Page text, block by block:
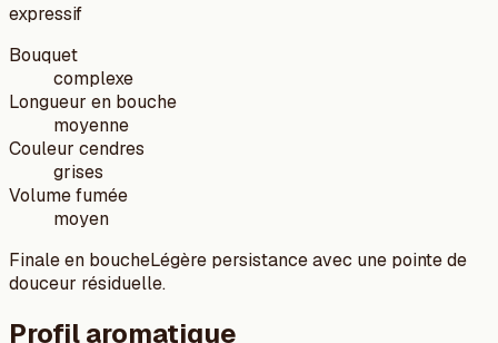
expressif
Bouquet
complexe
Longueur en bouche
moyenne
Couleur cendres
grises
Volume fumée
moyen
Finale en boucheLégère persistance avec une pointe de
douceur résiduelle.
Profil aromatique